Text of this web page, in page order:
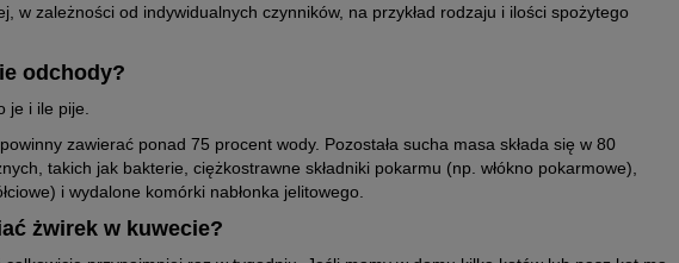
w zależności od indywidualnych czynników, na przykład rodzaju i ilości spożytego
odchody?
je i ile pije.
zawierać ponad 75 procent wody. Pozostała sucha masa składa się w 80
takich jak bakterie, ciężkostrawne składniki pokarmu (np. włókno pokarmowe),
i wydalone komórki nabłonka jelitowego.
żwirek w kuwecie?